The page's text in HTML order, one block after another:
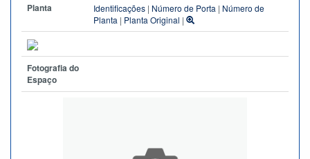
Planta
Identificações | Número de Porta | Número de
Planta | Planta Original |
Fotografia do
Espaço